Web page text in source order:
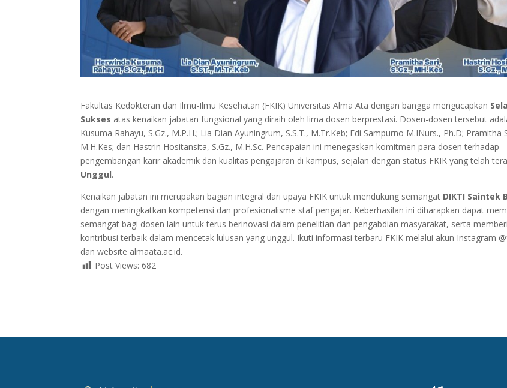
Fakultas Kedokteran dan Ilmu-Ilmu Kesehatan (FKIK) Universitas Alma Ata dengan bangga mengucapkan
Sukses atas kenaikan jabatan fungsional yang diraih oleh lima dosen berprestasi. Dosen-dosen tersebut
Kusuma Rahayu, S.Gz., M.P.H.; Lia Dian Ayuningrum, S.S.T., M.Tr.Keb; Edi Sampurno M.INurs., Ph.D; Pramitha
M.H.Kes; dan Hastrin Hositansita, S.Gz., M.H.Sc. Pencapaian ini menegaskan komitmen para dosen terhadap
pengembangan karir akademik dan kualitas pengajaran di kampus, sejalan dengan status FKIK yang telah
Unggul.
Kenaikan jabatan ini merupakan bagian integral dari upaya FKIK untuk mendukung semangat DIKTI Saintek
dengan meningkatkan kompetensi dan profesionalisme staf pengajar. Keberhasilan ini diharapkan dapat
semangat bagi dosen lain untuk terus berinovasi dalam penelitian dan pengabdian masyarakat, serta
kontribusi terbaik dalam mencetak lulusan yang unggul. Ikuti informasi terbaru FKIK melalui akun Instagram
dan website almaata.ac.id.
Post Views: 682